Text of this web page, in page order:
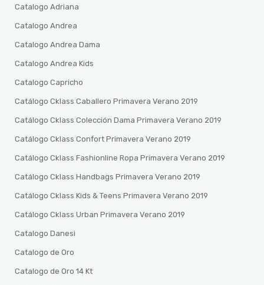
Catalogo Adriana
Catalogo Andrea
Catalogo Andrea Dama
Catalogo Andrea Kids
Catalogo Capricho
Catálogo Cklass Caballero Primavera Verano 2019
Catálogo Cklass Colección Dama Primavera Verano 2019
Catálogo Cklass Confort Primavera Verano 2019
Catálogo Cklass Fashionline Ropa Primavera Verano 2019
Catálogo Cklass Handbags Primavera Verano 2019
Catálogo Cklass Kids & Teens Primavera Verano 2019
Catálogo Cklass Urban Primavera Verano 2019
Catalogo Danesi
Catalogo de Oro
Catalogo de Oro 14 Kt